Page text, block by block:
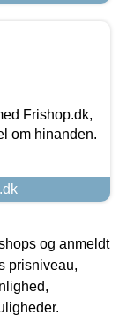
Frishop.dk,
om hinanden.
og anmeldt
prisniveau,